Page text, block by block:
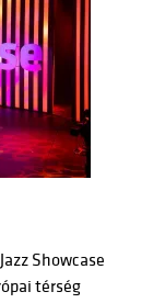
Showcase
térség